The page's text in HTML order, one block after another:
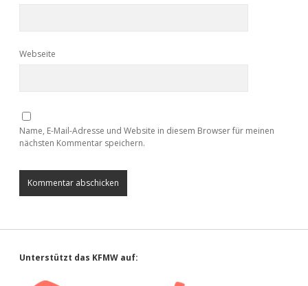
Webseite
Name, E-Mail-Adresse und Website in diesem Browser für meinen
nächsten Kommentar speichern.
Sidebar
Unterstützt das KFMW auf: